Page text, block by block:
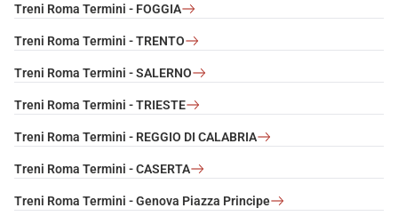
Treni Roma Termini - FOGGIA
Treni Roma Termini - TRENTO
Treni Roma Termini - SALERNO
Treni Roma Termini - TRIESTE
Treni Roma Termini - REGGIO DI CALABRIA
Treni Roma Termini - CASERTA
Treni Roma Termini - Genova Piazza Principe